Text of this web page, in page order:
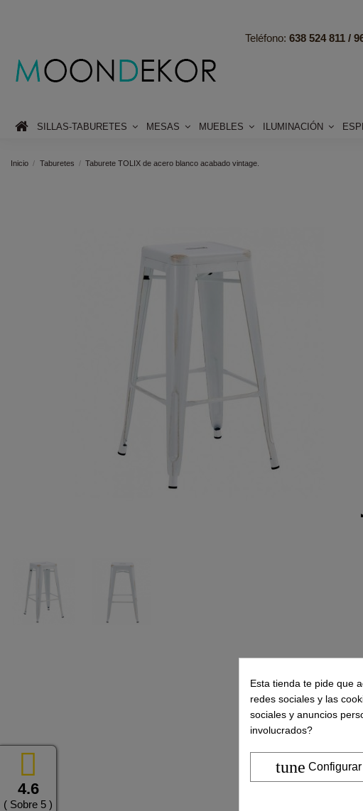
4.6
( Sobre 5 )
Teléfono: 638 524 811 /
SILLAS-TABURETES MESAS MUEBLES ILUMINACIÓN
Inicio Taburetes Taburete TOLIX de acero blanco acabado vintage.
Esta tienda te pide que
redes sociales y las
sociales y anuncios
involucrados?
tune Configurar